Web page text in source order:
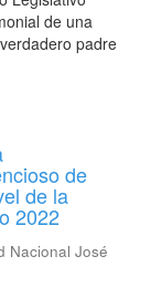
de una
padre
de
de la
2022
Nacional José